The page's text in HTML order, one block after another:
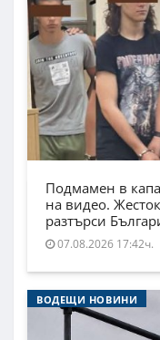
Подмамен в
на видео.
разтърси
07.08.2026 17:42ч.
ВОДЕЩИ НОВИНИ